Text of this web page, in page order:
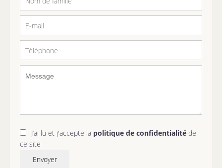
J’ai lu et j'accepte la politique de confidentialité de
ce site
Envoyer